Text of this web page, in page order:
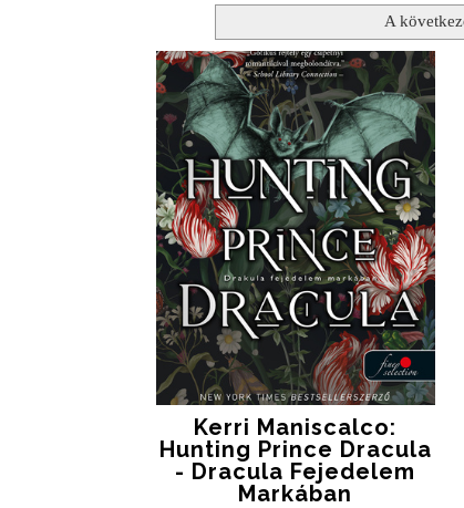
A
Kerri Maniscalco:
Hunting Prince Dracula
- Dracula Fejedelem
Markában